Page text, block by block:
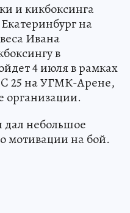
и кикбоксинга
на
Ивана
в
4 июля в рамках
25 на УГМК-Арене,
организации.
дал небольшое
мотивации на бой.